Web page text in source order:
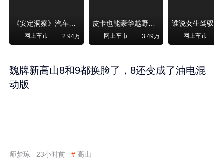
《安定洞察》汽车烧不烧油，和石油安全无关！
网上车市 2.94万
皮卡也能豪华越野！纵横F700上市，限时卖29.99万起
网上车市 3.49万 网上车市
魏牌新高山8和9都换脸了，8还变成了油电混
动版
师梦琼 23小时前 # 高山